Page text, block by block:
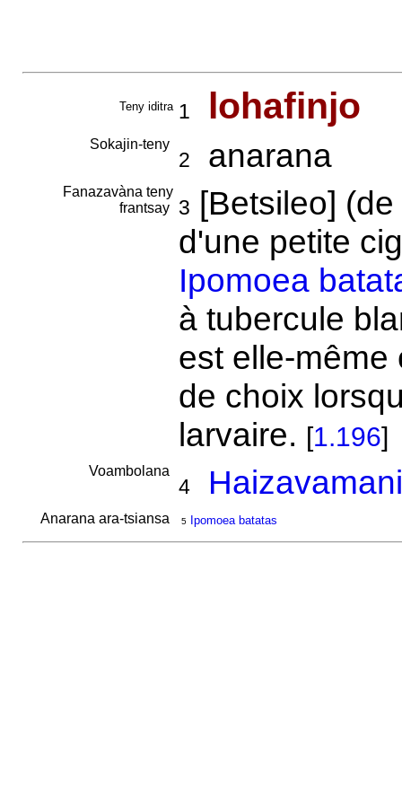
Teny iditra 1 lohafinjo
Sokajin-teny
2 anarana
Fanazavàna teny
frantsay
3 [Betsileo] (de
d'une petite
Ipomoea
à tubercule
est elle-même
de choix
larvaire. [1.196]
Voambolana
4
Anarana ara-tsiansa 5 Ipomoea batatas